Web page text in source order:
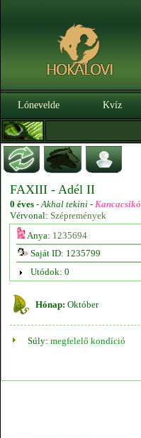
Lónevelde Kvíz
FAXIII - Adél II
0 éves -Akhal tekini - Kancacsikó
Vérvonal: Szépremények
Anya: 1235694
Saját ID: 1235799
Utódok: 0
Hónap: Október
Súly: megfelelő kondíció